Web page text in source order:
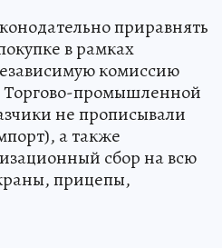
приравнять
в рамках
комиссию
промышленной
не прописывали
а также
сбор на всю
прицепы,